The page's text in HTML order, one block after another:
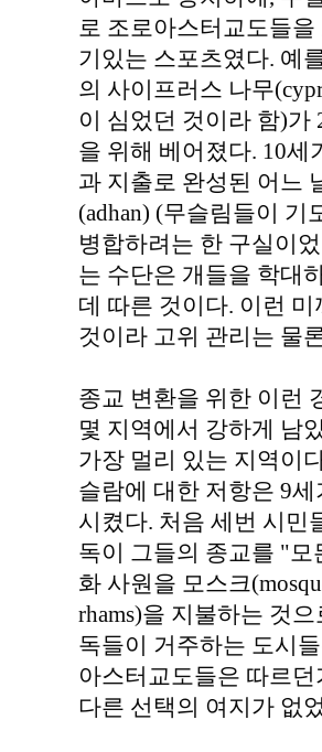
로 조로아스터교도들
기있는 스포츠였다. 예
의 사이프러스 나무
이 심었던 것이라 함)가
을 위해 베어졌다. 10세
과 지출로 완성된 어느
(adhan) (무슬림들이
병합하려는 한 구실이
는 수단은 개들을 학대
데 따른 것이다. 이런
것이라 고위 관리는 물
종교 변환을 위한 이런
몇 지역에서 강하게 남
가장 멀리 있는 지역이
슬람에 대한 저항은 9
시켰다. 처음 세번 시민
독이 그들의 종교를 "
화 사원을 모스크
rhams)을 지불하는 것
독들이 거주하는 도시
아스터교도들은 따르
다른 선택의 여지가 없